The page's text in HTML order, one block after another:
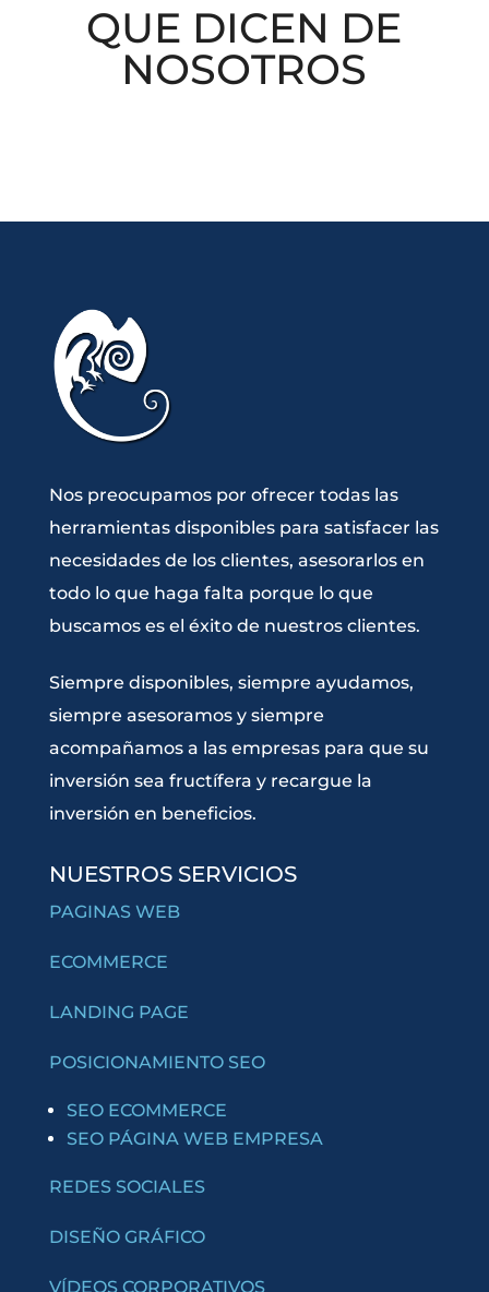
QUE DICEN DE
NOSOTROS
Nos preocupamos por ofrecer todas las
herramientas disponibles para satisfacer las
necesidades de los clientes, asesorarlos en
todo lo que haga falta porque lo que
buscamos es el éxito de nuestros clientes.
Siempre disponibles, siempre ayudamos,
siempre asesoramos y siempre
acompañamos a las empresas para que su
inversión sea fructífera y recargue la
inversión en beneficios.
NUESTROS SERVICIOS
PAGINAS WEB
ECOMMERCE
LANDING PAGE
POSICIONAMIENTO SEO
SEO ECOMMERCE
SEO PÁGINA WEB EMPRESA
REDES SOCIALES
DISEÑO GRÁFICO
VÍDEOS CORPORATIVOS